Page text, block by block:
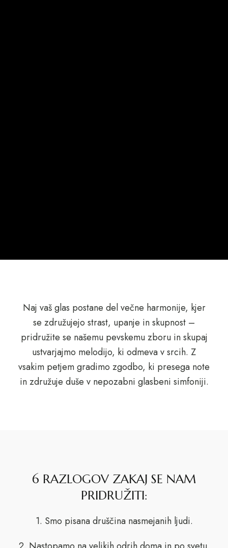
Naj vaš glas postane del večne harmonije, kjer
se združujejo strast, upanje in skupnost –
pridružite se našemu pevskemu zboru in skupaj
ustvarjajmo melodijo, ki odmeva v srcih. Z
vsakim petjem gradimo zgodbo, ki presega note
in združuje duše v nepozabni glasbeni simfoniji.
6 RAZLOGOV ZAKAJ SE NAM
PRIDRUŽITI:
1. Smo pisana druščina nasmejanih ljudi.